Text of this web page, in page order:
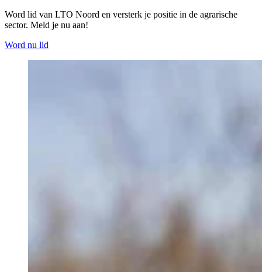
Word lid van LTO Noord en versterk je positie in de agrarische
sector. Meld je nu aan!
Word nu lid